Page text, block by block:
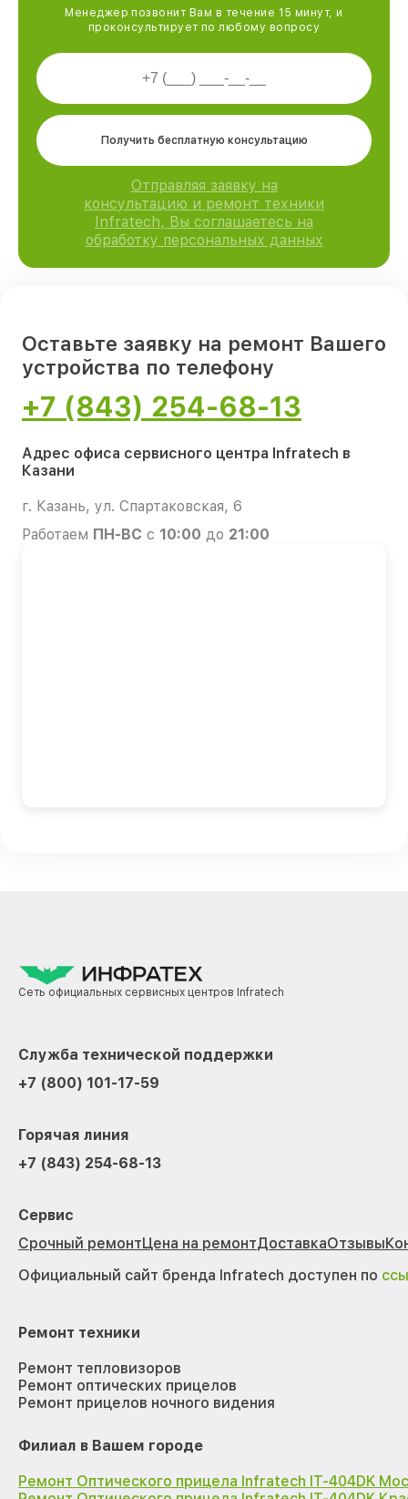
Менеджер позвонит Вам в течение 15 минут, и
проконсультирует по любому вопросу
Получить бесплатную консультацию
Отправляя заявку на
консультацию и ремонт техники
Infratech, Вы соглашаетесь на
обработку персональных данных
Оставьте заявку на ремонт Вашего
устройства по телефону
+7 (843) 254-68-13
Адрес офиса сервисного центра Infratech в
Казани
г. Казань, ул. Спартаковская, 6
Работаем ПН-ВС с 10:00 до 21:00
Сеть официальных сервисных центров Infratech
Служба технической поддержки
+7 (800) 101-17-59
Горячая линия
+7 (843) 254-68-13
Сервис
Срочный ремонтЦена на ремонтДоставкаОтзывы
Официальный сайт бренда Infratech доступен по
Ремонт техники
Ремонт тепловизоров
Ремонт оптических прицелов
Ремонт прицелов ночного видения
Филиал в Вашем городе
Ремонт Оптического прицела Infratech IT-404DK